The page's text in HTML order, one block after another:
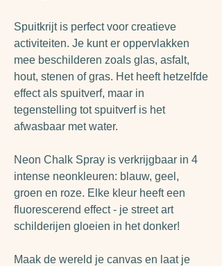
Spuitkrijt is perfect voor creatieve
activiteiten. Je kunt er oppervlakken
mee beschilderen zoals glas, asfalt,
hout, stenen of gras. Het heeft hetzelfde
effect als spuitverf, maar in
tegenstelling tot spuitverf is het
afwasbaar met water.
Neon Chalk Spray is verkrijgbaar in 4
intense neonkleuren: blauw, geel,
groen en roze. Elke kleur heeft een
fluorescerend effect - je street art
schilderijen gloeien in het donker!
Maak de wereld je canvas en laat je